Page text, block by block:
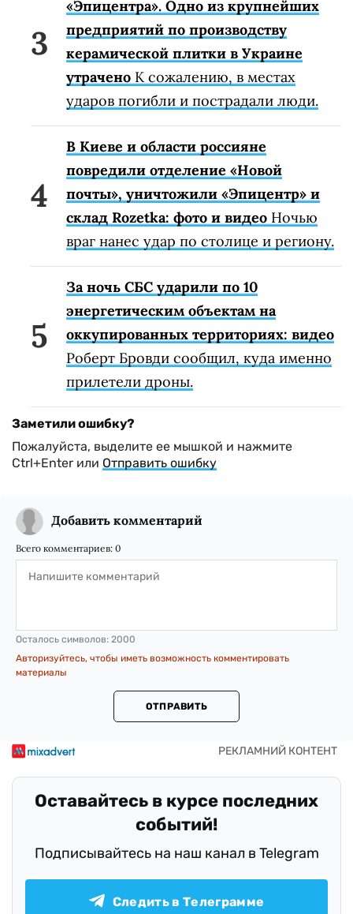
«Эпицентра». Одно из крупнейших
предприятий по производству
керамической плитки в Украине
утрачено К сожалению, в местах
ударов погибли и пострадали люди.
В Киеве и области россияне
повредили отделение «Новой
почты», уничтожили «Эпицентр» и
склад Rozetka: фото и видео Ночью
враг нанес удар по столице и региону.
За ночь СБС ударили по 10
энергетическим объектам на
оккупированных территориях: видео
Роберт Бровди сообщил, куда именно
прилетели дроны.
Заметили ошибку?
Пожалуйста, выделите ее мышкой и нажмите
Ctrl+Enter или Отправить ошибку
Добавить комментарий
Всего комментариев: 0
Осталось символов: 2000
Авторизуйтесь, чтобы иметь возможность комментировать
материалы
ОТПРАВИТЬ
Оставайтесь в курсе последних
событий!
Подписывайтесь на наш канал в Telegram
Следить в Телеграмме